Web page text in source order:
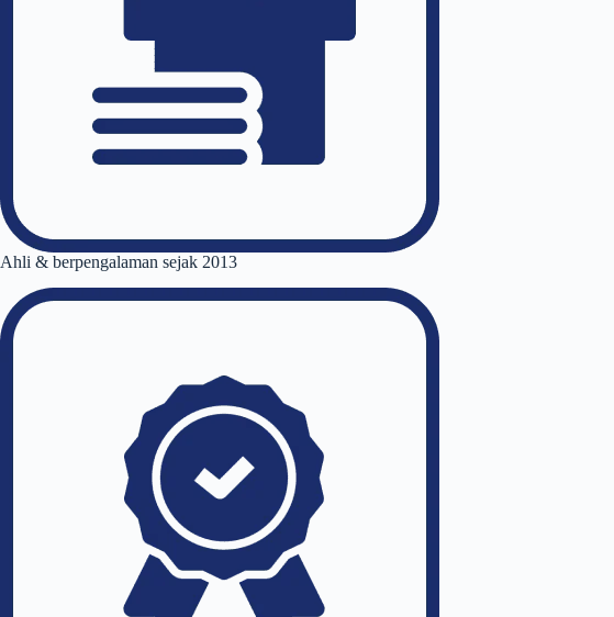
Ahli & berpengalaman sejak 2013